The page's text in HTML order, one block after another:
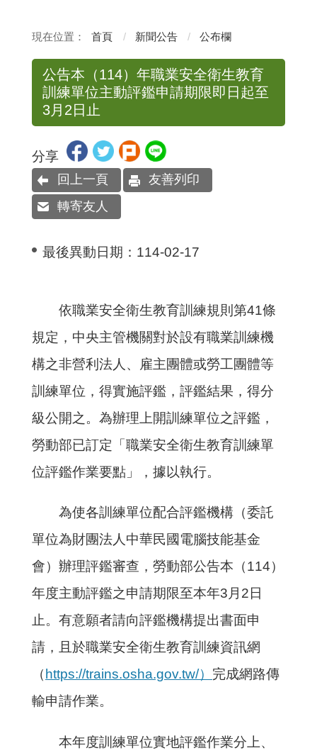
首頁 新聞公告 公布欄
公告本（114）年職業安全衛生教育
訓練單位主動評鑑申請期限即日起至
3月2日止
分享
回上一頁
友善列印
轉寄友人
最後異動日期： 114-02-17
依職業安全衛生教育訓練規則第41條
規定，中央主管機關對於設有職業訓練機
構之非營利法人、雇主團體或勞工團體等
訓練單位，得實施評鑑，評鑑結果，得分
級公開之。為辦理上開訓練單位之評鑑，
勞動部已訂定「職業安全衛生教育訓練單
位評鑑作業要點」，據以執行。
為使各訓練單位配合評鑑機構（委託
單位為財團法人中華民國電腦技能基金
會）辦理評鑑審查，勞動部公告本（114）
年度主動評鑑之申請期限至本年3月2日
止。有意願者請向評鑑機構提出書面申
請，且於職業安全衛生教育訓練資訊網
（ https://trains.osha.gov.tw/） 完成網路傳
輸申請作業。
本年度訓練單位實地評鑑作業分上、